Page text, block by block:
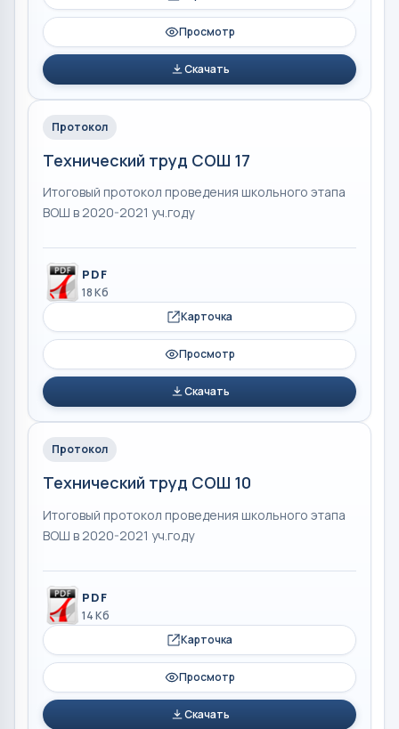
Просмотр
Скачать
Протокол
Технический труд СОШ 17
Итоговый протокол проведения школьного этапа
ВОШ в 2020-2021 уч.году
PDF
18 Кб
Карточка
Просмотр
Скачать
Протокол
Технический труд СОШ 10
Итоговый протокол проведения школьного этапа
ВОШ в 2020-2021 уч.году
PDF
14 Кб
Карточка
Просмотр
Скачать